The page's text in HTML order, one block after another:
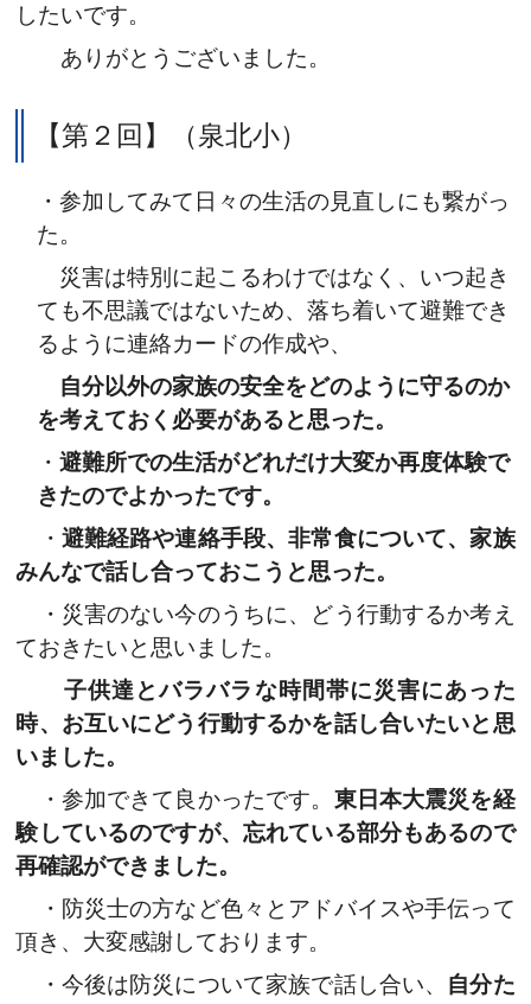
したいです。
ありがとうございました。
【第２回】（泉北小）
・参加してみて日々の生活の見直しにも繋がっ
た。
災害は特別に起こるわけではなく、いつ起き
ても不思議ではないため、落ち着いて避難でき
るように連絡カードの作成や、
自分以外の家族の安全をどのように守るのか
を考えておく必要があると思った。
・避難所での生活がどれだけ大変か再度体験で
きたのでよかったです。
・ 避難経路や連絡手段、非常食について、家族
みんなで話し合っておこうと思った。
・災害のない今のうちに、どう行動するか考え
ておきたいと思いました。
子供達とバラバラな時間帯に災害にあった
時、お互いにどう行動するかを話し合いたいと思
いました。
・参加できて良かったです。 東日本大震災を経
験しているのですが、忘れている部分もあるので
再確認ができました。
・防災士の方など色々とアドバイスや手伝って
頂き、大変感謝しております。
・今後は防災について家族で話し合い、 自分た